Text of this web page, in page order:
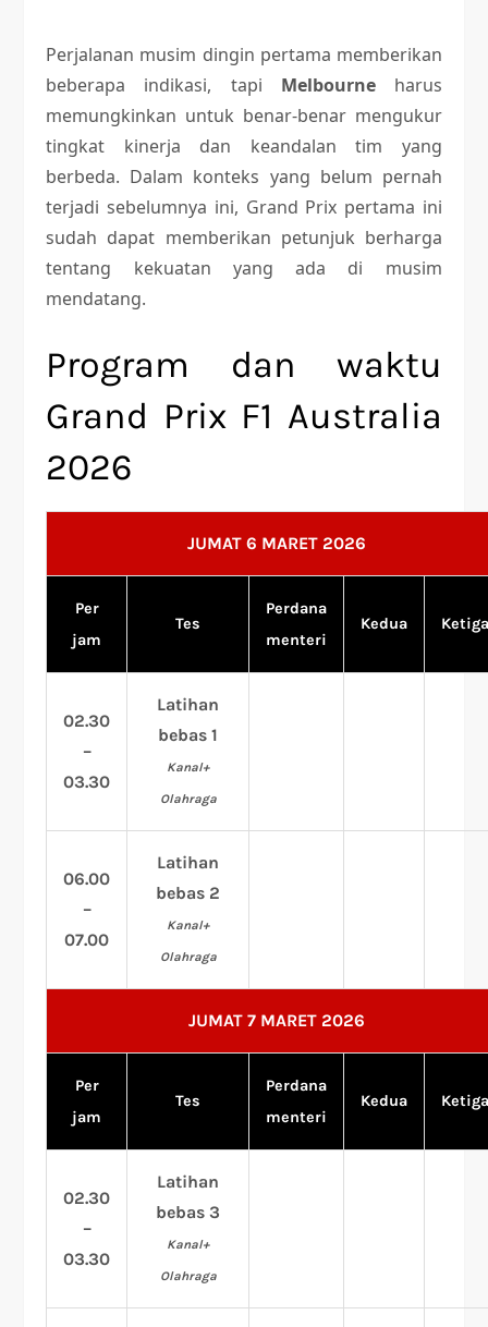
Perjalanan musim dingin pertama memberikan
beberapa indikasi, tapi Melbourneharus
memungkinkan untuk benar-benar mengukur
tingkat kinerja dan keandalan tim yang
berbeda. Dalam konteks yang belum pernah
terjadi sebelumnya ini, Grand Prix pertama ini
sudah dapat memberikan petunjuk berharga
tentang kekuatan yang ada di musim
mendatang.
Program dan waktu
Grand Prix F1 Australia
2026
JUMAT 6 MARET 2026
Per
jam
Tes
Perdana
menteri
Kedua
02.30
–
03.30
Latihan
bebas 1
Kanal+
Olahraga
06.00
–
07.00
Latihan
bebas 2
Kanal+
Olahraga
JUMAT 7 MARET 2026
Per
jam
Tes
Perdana
menteri
Kedua
02.30
–
03.30
Latihan
bebas 3
Kanal+
Olahraga